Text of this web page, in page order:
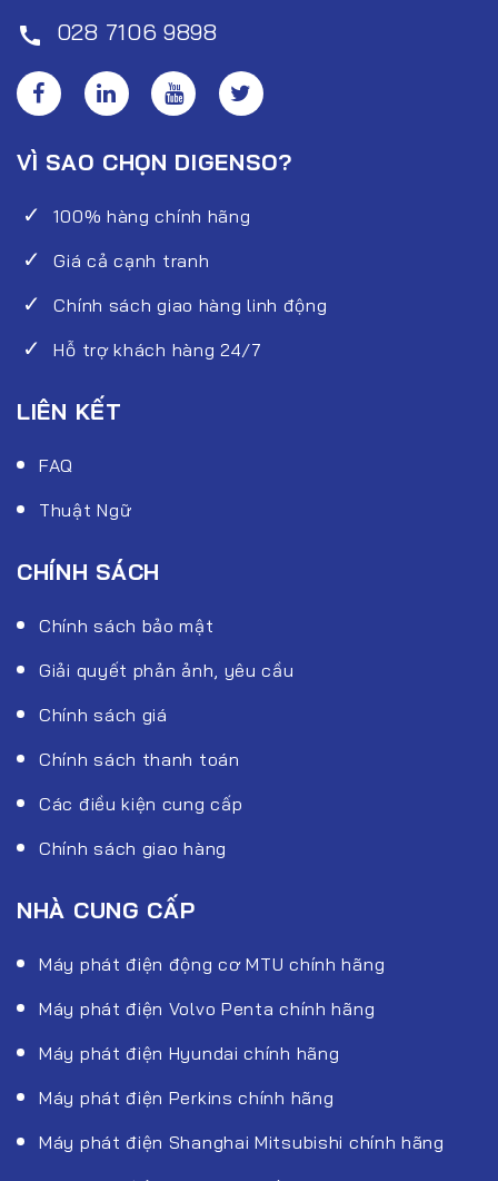
call 028 7106 9898
VÌ SAO CHỌN DIGENSO?
100% hàng chính hãng
Giá cả cạnh tranh
Chính sách giao hàng linh động
Hỗ trợ khách hàng 24/7
LIÊN KẾT
FAQ
Thuật Ngữ
CHÍNH SÁCH
Chính sách bảo mật
Giải quyết phản ảnh, yêu cầu
Chính sách giá
Chính sách thanh toán
Các điều kiện cung cấp
Chính sách giao hàng
NHÀ CUNG CẤP
Máy phát điện động cơ MTU chính hãng
Máy phát điện Volvo Penta chính hãng
Máy phát điện Hyundai chính hãng
Máy phát điện Perkins chính hãng
Máy phát điện Shanghai Mitsubishi chính hãng